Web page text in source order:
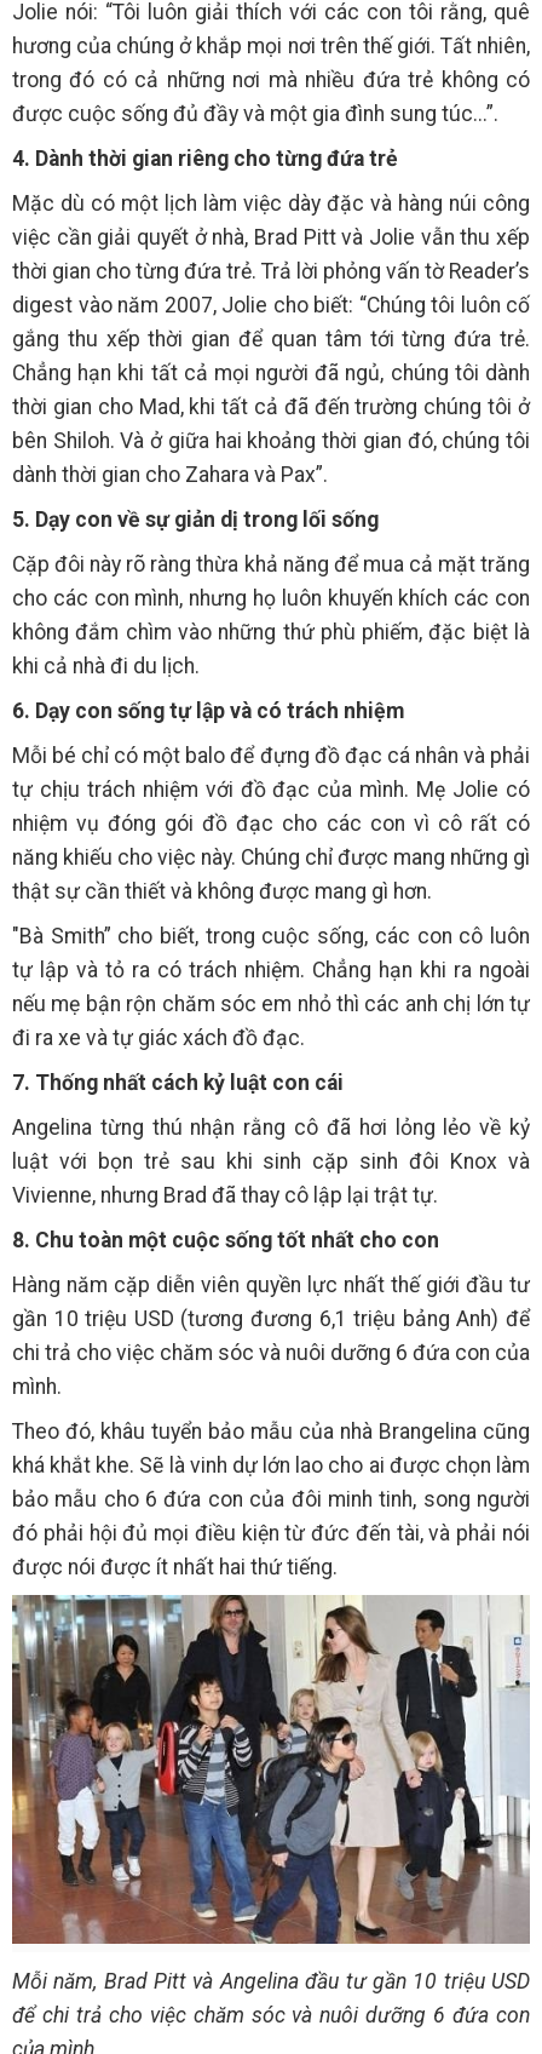
Jolie nói: “Tôi luôn giải thích với các con tôi rằng, quê
hương của chúng ở khắp mọi nơi trên thế giới. Tất nhiên,
trong đó có cả những nơi mà nhiều đứa trẻ không có
được cuộc sống đủ đầy và một gia đình sung túc...”.
4. Dành thời gian riêng cho từng đứa trẻ
Mặc dù có một lịch làm việc dày đặc và hàng núi công
việc cần giải quyết ở nhà, Brad Pitt và Jolie vẫn thu xếp
thời gian cho từng đứa trẻ. Trả lời phỏng vấn tờ Reader’s
digest vào năm 2007, Jolie cho biết: “Chúng tôi luôn cố
gắng thu xếp thời gian để quan tâm tới từng đứa trẻ.
Chẳng hạn khi tất cả mọi người đã ngủ, chúng tôi dành
thời gian cho Mad, khi tất cả đã đến trường chúng tôi ở
bên Shiloh. Và ở giữa hai khoảng thời gian đó, chúng tôi
dành thời gian cho Zahara và Pax”.
5. Dạy con về sự giản dị trong lối sống
Cặp đôi này rõ ràng thừa khả năng để mua cả mặt trăng
cho các con mình, nhưng họ luôn khuyến khích các con
không đắm chìm vào những thứ phù phiếm, đặc biệt là
khi cả nhà đi du lịch.
6. Dạy con sống tự lập và có trách nhiệm
Mỗi bé chỉ có một balo để đựng đồ đạc cá nhân và phải
tự chịu trách nhiệm với đồ đạc của mình. Mẹ Jolie có
nhiệm vụ đóng gói đồ đạc cho các con vì cô rất có
năng khiếu cho việc này. Chúng chỉ được mang những gì
thật sự cần thiết và không được mang gì hơn.
"Bà Smith” cho biết, trong cuộc sống, các con cô luôn
tự lập và tỏ ra có trách nhiệm. Chẳng hạn khi ra ngoài
nếu mẹ bận rộn chăm sóc em nhỏ thì các anh chị lớn tự
đi ra xe và tự giác xách đồ đạc.
7. Thống nhất cách kỷ luật con cái
Angelina từng thú nhận rằng cô đã hơi lỏng lẻo về kỷ
luật với bọn trẻ sau khi sinh cặp sinh đôi Knox và
Vivienne, nhưng Brad đã thay cô lập lại trật tự.
8. Chu toàn một cuộc sống tốt nhất cho con
Hàng năm cặp diễn viên quyền lực nhất thế giới đầu tư
gần 10 triệu USD (tương đương 6,1 triệu bảng Anh) để
chi trả cho việc chăm sóc và nuôi dưỡng 6 đứa con của
mình.
Theo đó, khâu tuyển bảo mẫu của nhà Brangelina cũng
khá khắt khe. Sẽ là vinh dự lớn lao cho ai được chọn làm
bảo mẫu cho 6 đứa con của đôi minh tinh, song người
đó phải hội đủ mọi điều kiện từ đức đến tài, và phải nói
được nói được ít nhất hai thứ tiếng.
Mỗi năm, Brad Pitt và Angelina đầu tư gần 10 triệu USD
để chi trả cho việc chăm sóc và nuôi dưỡng 6 đứa con